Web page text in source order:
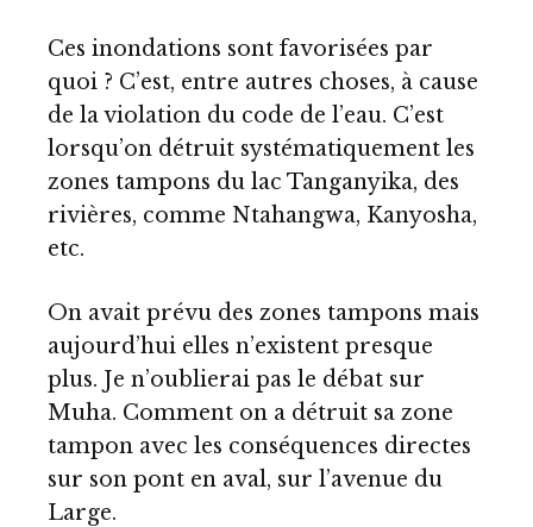
Ces inondations sont favorisées par
quoi ? C’est, entre autres choses, à cause
de la violation du code de l’eau. C’est
lorsqu’on détruit systématiquement les
zones tampons du lac Tanganyika, des
rivières, comme Ntahangwa, Kanyosha,
etc.
On avait prévu des zones tampons mais
aujourd’hui elles n’existent presque
plus. Je n’oublierai pas le débat sur
Muha. Comment on a détruit sa zone
tampon avec les conséquences directes
sur son pont en aval, sur l’avenue du
Large.